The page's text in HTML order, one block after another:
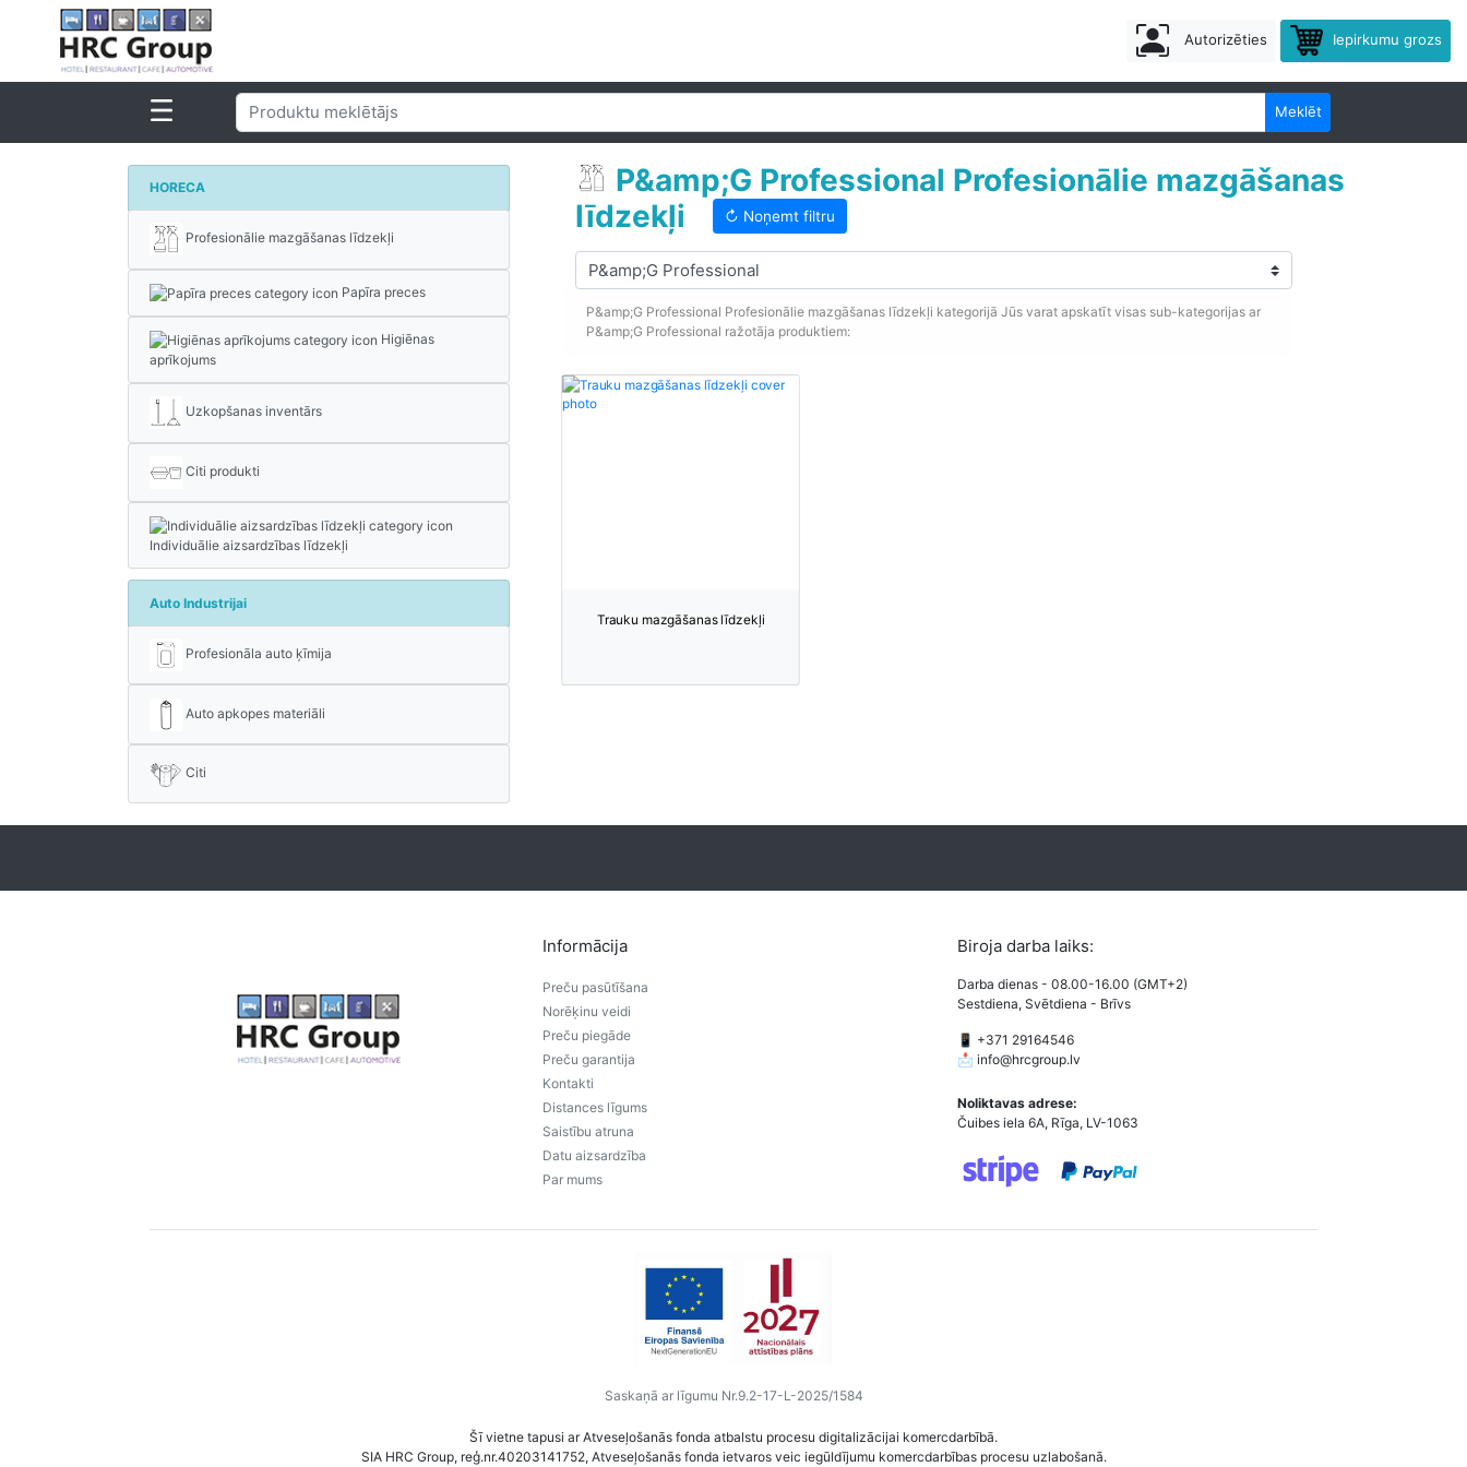
Autorizēties Iepirkumu grozs
Meklēt
HORECA
Profesionālie mazgāšanas līdzekļi
Papīra preces
Higiēnas
aprīkojums
Uzkopšanas inventārs
Citi produkti
Individuālie aizsardzības līdzekļi
Auto Industrijai
Profesionāla auto ķīmija
Auto apkopes materiāli
Citi
P&amp;G Professional Profesionālie mazgāšanas
līdzekļi
↻ Noņemt filtru
P&amp;G Professional Profesionālie mazgāšanas līdzekļi kategorijā Jūs varat apskatīt visas sub-kategorijas ar
P&amp;G Professional ražotāja produktiem:
Trauku mazgāšanas līdzekļi
Informācija
Preču pasūtīšana
Norēķinu veidi
Preču piegāde
Preču garantija
Kontakti
Distances līgums
Saistību atruna
Datu aizsardzība
Par mums
Biroja darba laiks:
Darba dienas - 08.00-16.00 (GMT+2)
Sestdiena, Svētdiena - Brīvs
📱 +371 29164546
📩 info@hrcgroup.lv
Noliktavas adrese:
Čuibes iela 6A, Rīga, LV-1063
Saskaņā ar līgumu Nr.9.2-17-L-2025/1584
Šī vietne tapusi ar Atveseļošanās fonda atbalstu procesu digitalizācijai komercdarbībā.
SIA HRC Group, reģ.nr.40203141752, Atveseļošanās fonda ietvaros veic iegūldījumu komercdarbības procesu uzlabošanā.